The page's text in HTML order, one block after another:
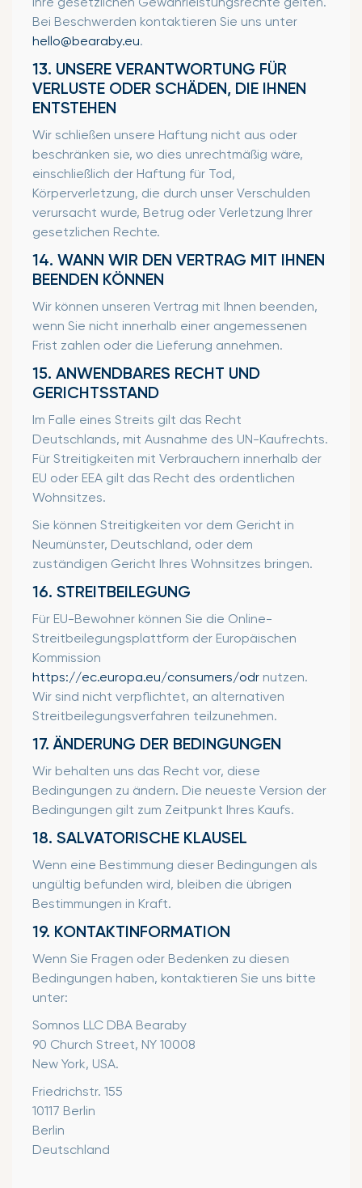
Bei Beschwerden kontaktieren Sie uns unter
hello@bearaby.eu.
13. UNSERE VERANTWORTUNG FÜR
VERLUSTE ODER SCHÄDEN, DIE IHNEN
ENTSTEHEN
Wir schließen unsere Haftung nicht aus oder
beschränken sie, wo dies unrechtmäßig wäre,
einschließlich der Haftung für Tod,
Körperverletzung, die durch unser Verschulden
verursacht wurde, Betrug oder Verletzung Ihrer
gesetzlichen Rechte.
14. WANN WIR DEN VERTRAG MIT IHNEN
BEENDEN KÖNNEN
Wir können unseren Vertrag mit Ihnen beenden,
wenn Sie nicht innerhalb einer angemessenen
Frist zahlen oder die Lieferung annehmen.
15. ANWENDBARES RECHT UND
GERICHTSSTAND
Im Falle eines Streits gilt das Recht
Deutschlands, mit Ausnahme des UN-Kaufrechts.
Für Streitigkeiten mit Verbrauchern innerhalb der
EU oder EEA gilt das Recht des ordentlichen
Wohnsitzes.
Sie können Streitigkeiten vor dem Gericht in
Neumünster, Deutschland, oder dem
zuständigen Gericht Ihres Wohnsitzes bringen.
16. STREITBEILEGUNG
Für EU-Bewohner können Sie die Online-
Streitbeilegungsplattform der Europäischen
Kommission
https://ec.europa.eu/consumers/odr nutzen.
Wir sind nicht verpflichtet, an alternativen
Streitbeilegungsverfahren teilzunehmen.
17. ÄNDERUNG DER BEDINGUNGEN
Wir behalten uns das Recht vor, diese
Bedingungen zu ändern. Die neueste Version der
Bedingungen gilt zum Zeitpunkt Ihres Kaufs.
18. SALVATORISCHE KLAUSEL
Wenn eine Bestimmung dieser Bedingungen als
ungültig befunden wird, bleiben die übrigen
Bestimmungen in Kraft.
19. KONTAKTINFORMATION
Wenn Sie Fragen oder Bedenken zu diesen
Bedingungen haben, kontaktieren Sie uns bitte
unter:
Somnos LLC DBA Bearaby
90 Church Street, NY 10008
New York, USA.
Friedrichstr. 155
10117 Berlin
Berlin
Deutschland